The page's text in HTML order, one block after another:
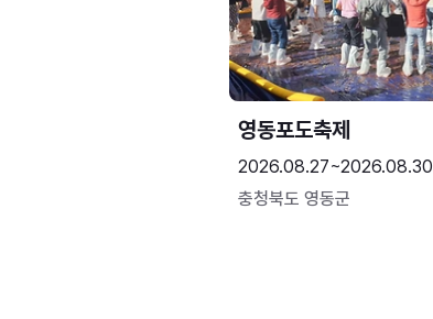
영동포도축제
2026.08.27~2026.08.30
충청북도 영동군